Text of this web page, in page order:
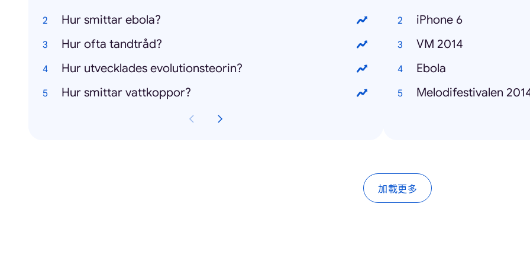
Hur smittar ebola?
Hur ofta tandtråd?
Hur utvecklades evolutionsteorin?
Hur smittar vattkoppor?
iPhone 6
VM 2014
Ebola
Melodifestivalen
加載更多